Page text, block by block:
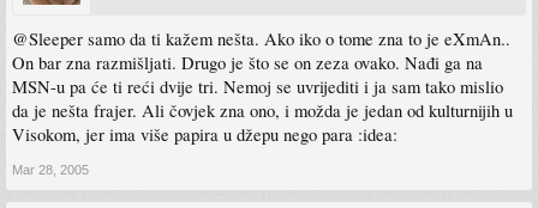
@Sleeper samo da ti kažem nešta. Ako iko o tome zna to je eXmAn..
On bar zna razmišljati. Drugo je što se on zeza ovako. Nađi ga na
MSN-u pa će ti reći dvije tri. Nemoj se uvrijediti i ja sam tako mislio
da je nešta frajer. Ali čovjek zna ono, i možda je jedan od kulturnijih u
Visokom, jer ima više papira u džepu nego para :idea:
Mar 28, 2005